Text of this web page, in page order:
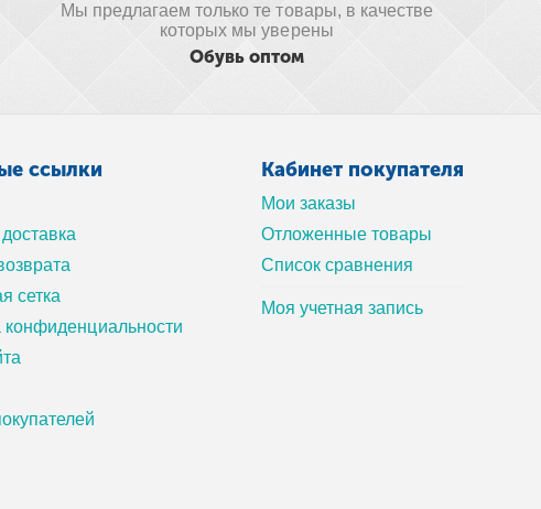
Мы предлагаем только те товары, в качестве
которых мы уверены
Обувь оптом
ссылки
сетка
конфиденциальности
Кабинет покупателя
Мои заказы
Отложенные товары
Список сравнения
Моя учетная запись